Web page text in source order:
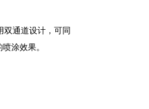
双通道设计，可同
涂效果。